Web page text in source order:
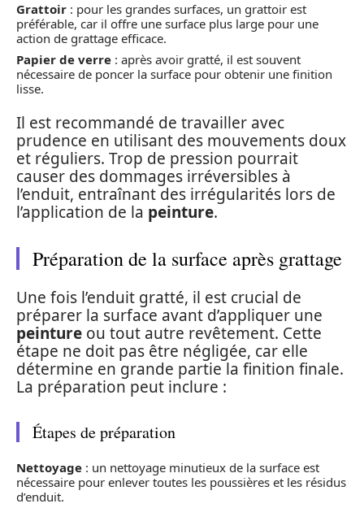
Grattoir : pour les grandes surfaces, un grattoir est
préférable, car il offre une surface plus large pour une
action de grattage efficace.
Papier de verre : après avoir gratté, il est souvent
nécessaire de poncer la surface pour obtenir une finition
lisse.
Il est recommandé de travailler avec
prudence en utilisant des mouvements doux
et réguliers. Trop de pression pourrait
causer des dommages irréversibles à
l’enduit, entraînant des irrégularités lors de
l’application de la peinture.
Préparation de la surface après grattage
Une fois l’enduit gratté, il est crucial de
préparer la surface avant d’appliquer une
peinture ou tout autre revêtement. Cette
étape ne doit pas être négligée, car elle
détermine en grande partie la finition finale.
La préparation peut inclure :
Étapes de préparation
Nettoyage : un nettoyage minutieux de la surface est
nécessaire pour enlever toutes les poussières et les résidus
d’enduit.